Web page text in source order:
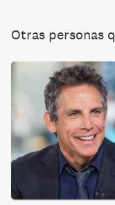
Otras personas